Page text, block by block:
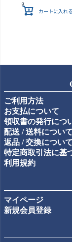
g
カートに入れる
ご利用方法
お支払について
領収書の発行につ
配送 / 送料について
返品 / 交換について
特定商取引法に基
利用規約
マイページ
新規会員登録